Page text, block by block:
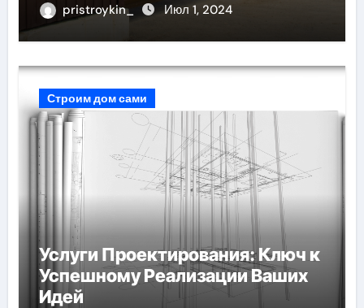
pristroykin_ Июл 1, 2024
Строим дом сами
Услуги Проектирования: Ключ к
Успешному Реализации Ваших
Идей